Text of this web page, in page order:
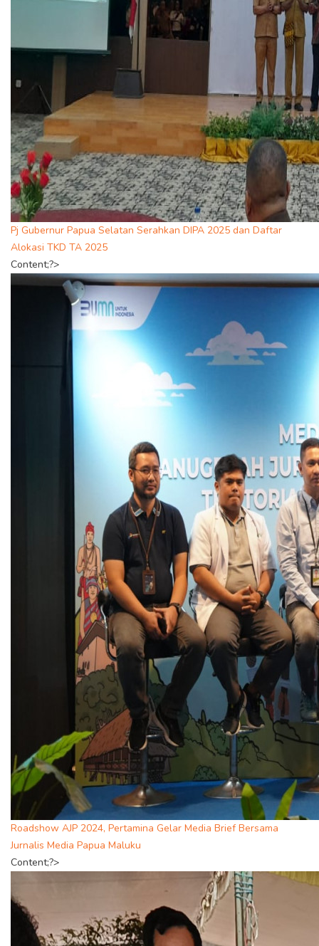
Pj Gubernur Papua Selatan Serahkan DIPA 2025 dan Daftar
Alokasi TKD TA 2025
Content;?>
Roadshow AJP 2024, Pertamina Gelar Media Brief Bersama
Jurnalis Media Papua Maluku
Content;?>